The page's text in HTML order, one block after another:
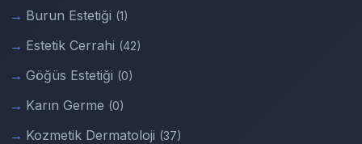
Burun Estetiği (1)
Estetik Cerrahi (42)
Göğüs Estetiği (0)
Karın Germe (0)
Kozmetik Dermatoloji (37)